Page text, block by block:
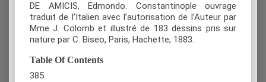
DE AMICIS, Edmondo. Constantinople ouvrage
traduit de l’Italien avec l’autorisation de l’Auteur par
Mme J. Colomb et illustré de 183 dessins pris sur
nature par C. Biseo, Paris, Hachette, 1883.
Table Of Contents
385